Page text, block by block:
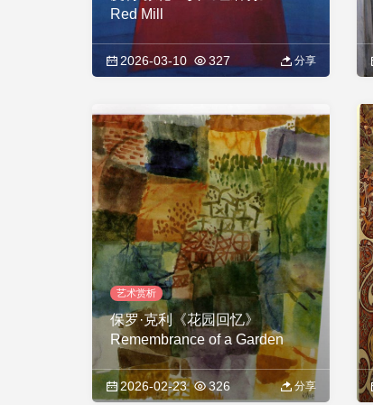
Red Mill
2026-03-10 327 分享
艺术赏析
保罗·克利《花园回忆》
Remembrance of a Garden
2026-02-23 326 分享